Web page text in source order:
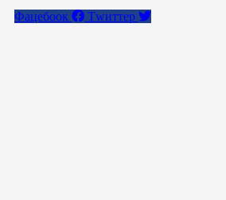
Фацебоок Тwиттер